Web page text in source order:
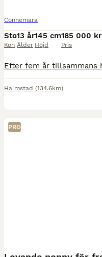
Connemara
Sto
Kön
13 år
Ålder
145 cm
Höjd
185 000 kr
Pris
Halmstad (134.6km)
PRO